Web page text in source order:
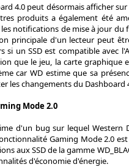
4.0 peut désormais afficher
produits a également été
notifications de mise à jour du
principale d'un lecteur peut
si un SSD est compatible avec
que le jeu, la carte graphique
car WD estime que sa
les changements du Dashboard
Mode 2.0
d'un bug sur lequel
Gaming Mode 2.0
aux SSD de la gamme
d'économie d'énergie.